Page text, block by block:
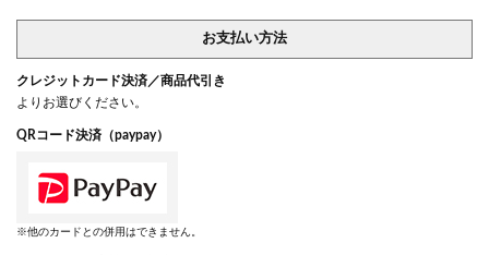
お支払い方法
クレジットカード決済／商品代引き
よりお選びください。
QRコード決済（paypay）
※他のカードとの併用はできません。